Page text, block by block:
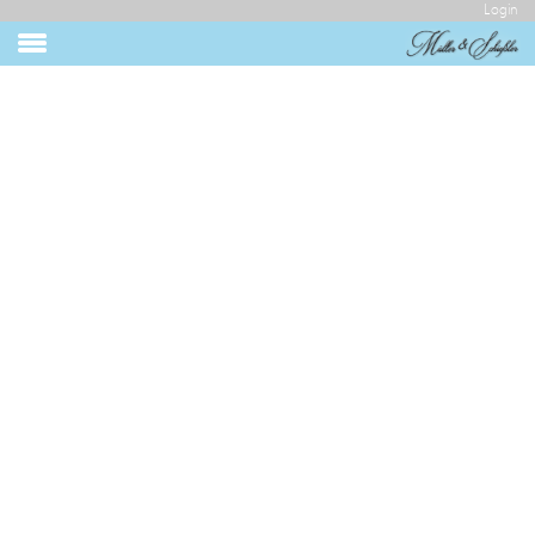
Login